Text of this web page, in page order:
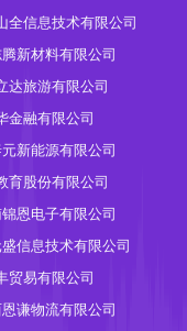
全信息技术有限公司
新材料有限公司
达旅游有限公司
金融有限公司
新能源有限公司
育股份有限公司
恩电子有限公司
信息技术有限公司
贸易有限公司
谦物流有限公司